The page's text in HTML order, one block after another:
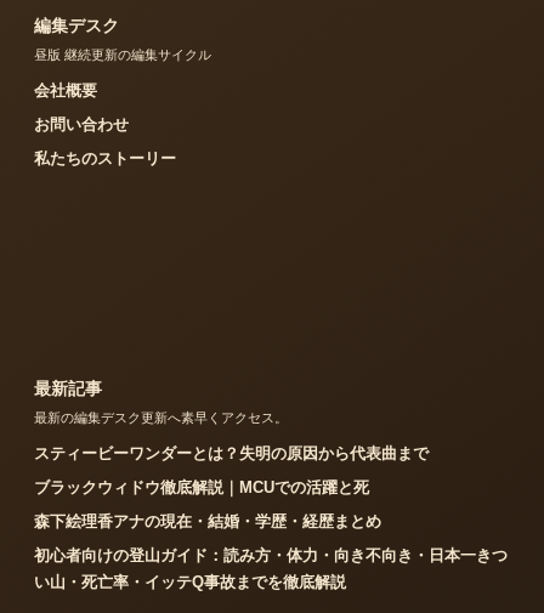
編集デスク
昼版 継続更新の編集サイクル
会社概要
お問い合わせ
私たちのストーリー
最新記事
最新の編集デスク更新へ素早くアクセス。
スティービーワンダーとは？失明の原因から代表曲まで
ブラックウィドウ徹底解説｜MCUでの活躍と死
森下絵理香アナの現在・結婚・学歴・経歴まとめ
初心者向けの登山ガイド：読み方・体力・向き不向き・日本一きつ
い山・死亡率・イッテQ事故までを徹底解説